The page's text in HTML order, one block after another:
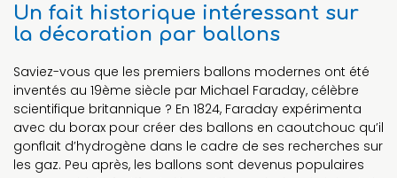
Un fait historique intéressant sur
la décoration par ballons
Saviez-vous que les premiers ballons modernes ont été
inventés au 19ème siècle par Michael Faraday, célèbre
scientifique britannique ? En 1824, Faraday expérimenta
avec du borax pour créer des ballons en caoutchouc qu’il
gonflait d’hydrogène dans le cadre de ses recherches sur
les gaz. Peu après, les ballons sont devenus populaires